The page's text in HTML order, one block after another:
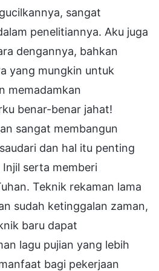
sangat
penelitiannya. Aku juga
dengannya, bahkan
yang mungkin untuk
memadamkan
benar-benar jahat!
sangat membangun
dan hal itu penting
serta memberi
Teknik rekaman lama
sudah ketinggalan zaman,
baru dapat
lagu pujian yang lebih
bagi pekerjaan